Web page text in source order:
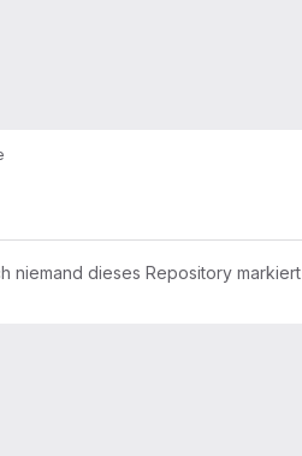
niemand dieses Repository markiert